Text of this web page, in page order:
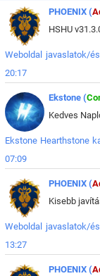
PHOENIX (
HSHU
Weboldal javaslatok/
20:17
Ekstone (
Kedves
Ekstone Hearthstone
07:09
PHOENIX (
Kisebb
Weboldal javaslatok/
13:27
PHOENIX (